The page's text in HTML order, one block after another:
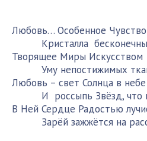
Любовь… Особенное Чувство
Кристалла
Творящее Миры Искусством
Уму непостижимых
Любовь – свет Солнца в
И россыпь Звёзд, что
В Ней Сердце Радостью
Зарёй зажжётся на